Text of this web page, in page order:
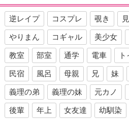
逆レイプ コスプレ 覗き
やりまん コギャル 美少女
教室 部室 通学 電車
民宿 風呂 母親 兄 妹
義理の弟 義理の妹 元カノ
後輩 年上 女友達 幼馴染